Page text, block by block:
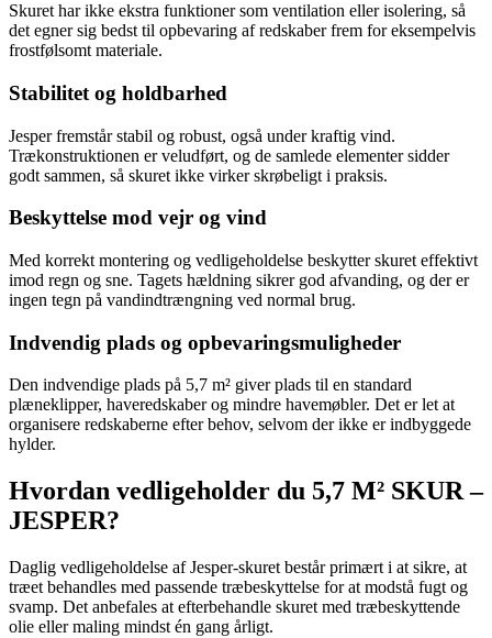
Skuret har ikke ekstra funktioner som ventilation eller isolering, så
det egner sig bedst til opbevaring af redskaber frem for eksempelvis
frostfølsomt materiale.
Stabilitet og holdbarhed
Jesper fremstår stabil og robust, også under kraftig vind.
Trækonstruktionen er veludført, og de samlede elementer sidder
godt sammen, så skuret ikke virker skrøbeligt i praksis.
Beskyttelse mod vejr og vind
Med korrekt montering og vedligeholdelse beskytter skuret effektivt
imod regn og sne. Tagets hældning sikrer god afvanding, og der er
ingen tegn på vandindtrængning ved normal brug.
Indvendig plads og opbevaringsmuligheder
Den indvendige plads på 5,7 m² giver plads til en standard
plæneklipper, haveredskaber og mindre havemøbler. Det er let at
organisere redskaberne efter behov, selvom der ikke er indbyggede
hylder.
Hvordan vedligeholder du 5,7 M² SKUR –
JESPER?
Daglig vedligeholdelse af Jesper-skuret består primært i at sikre, at
træet behandles med passende træbeskyttelse for at modstå fugt og
svamp. Det anbefales at efterbehandle skuret med træbeskyttende
olie eller maling mindst én gang årligt.